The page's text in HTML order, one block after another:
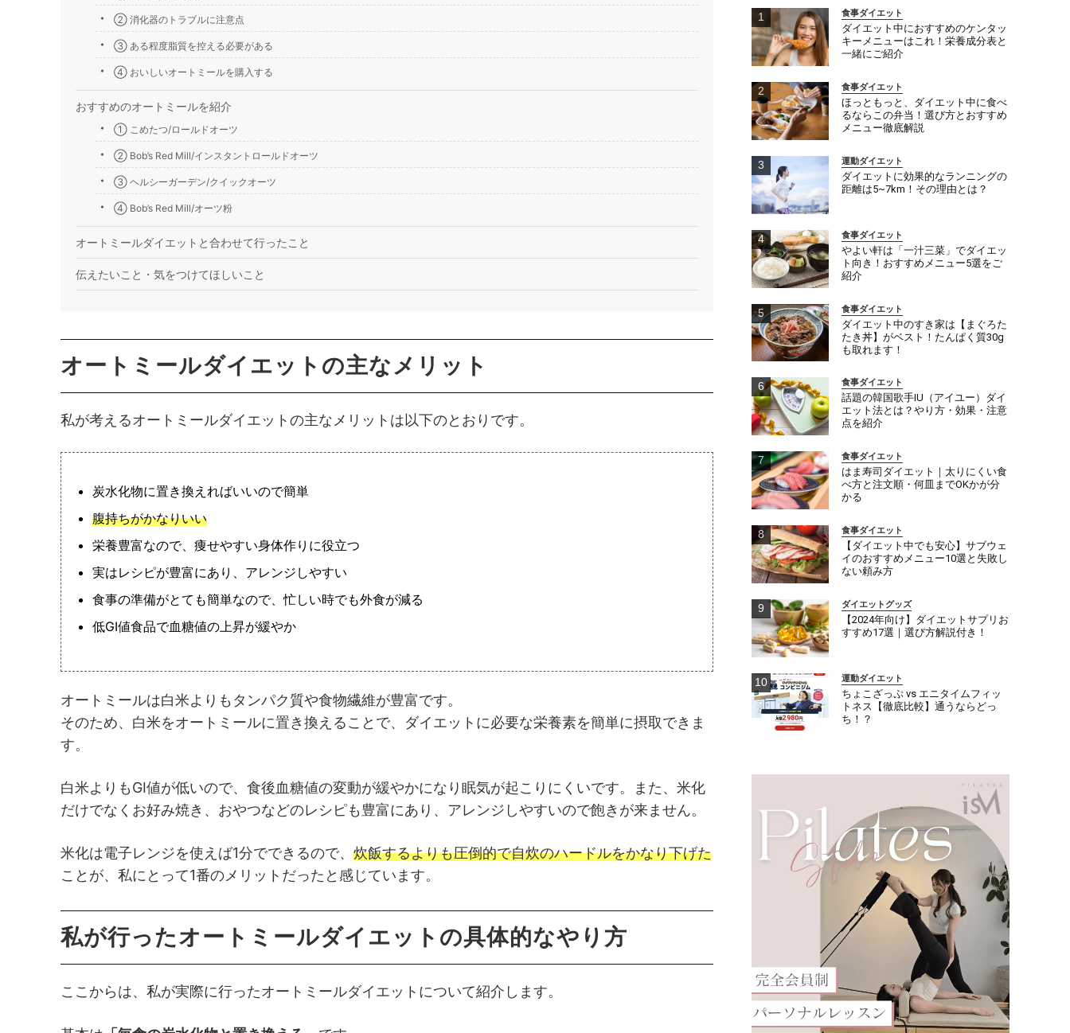
② 消化器のトラブルに注意点
③ ある程度脂質を控える必要がある
④ おいしいオートミールを購入する
おすすめのオートミールを紹介
① こめたつ/ロールドオーツ
② Bob’s Red Mill/インスタントロールドオーツ
③ ヘルシーガーデン/クイックオーツ
④ Bob’s Red Mill/オーツ粉
オートミールダイエットと合わせて行ったこと
伝えたいこと・気をつけてほしいこと
オートミールダイエットの主なメリット
私が考えるオートミールダイエットの主なメリットは以下のとおりです。
炭水化物に置き換えればいいので簡単
腹持ちがかなりいい
栄養豊富なので、痩せやすい身体作りに役立つ
実はレシピが豊富にあり、アレンジしやすい
食事の準備がとても簡単なので、忙しい時でも外食が減る
低GI値食品で血糖値の上昇が緩やか
オートミールは白米よりもタンパク質や食物繊維が豊富です。
そのため、白米をオートミールに置き換えることで、ダイエットに必要な栄養素を簡単に摂取できま
す。
白米よりもGI値が低いので、食後血糖値の変動が緩やかになり眠気が起こりにくいです。また、米化
だけでなくお好み焼き、おやつなどのレシピも豊富にあり、アレンジしやすいので飽きが来ません。
米化は電子レンジを使えば1分でできるので、 炊飯するよりも圧倒的で自炊のハードルをかなり下げた
ことが、私にとって1番のメリットだったと感じています。
私が行ったオートミールダイエットの具体的なやり方
ここからは、私が実際に行ったオートミールダイエットについて紹介します。
食事ダイエット
ダイエット中におすすめのケンタッ
キーメニューはこれ！栄養成分表と
一緒にご紹介
食事ダイエット
ほっともっと、ダイエット中に食べ
るならこの弁当！選び方とおすすめ
メニュー徹底解説
運動ダイエット
ダイエットに効果的なランニングの
距離は5~7km！その理由とは？
食事ダイエット
やよい軒は「一汁三菜」でダイエッ
ト向き！おすすめメニュー5選をご
紹介
食事ダイエット
ダイエット中のすき家は【まぐろた
たき丼】がベスト！たんぱく質30g
も取れます！
食事ダイエット
話題の韓国歌手IU（アイユー）ダイ
エット法とは？やり方・効果・注意
点を紹介
食事ダイエット
はま寿司ダイエット｜太りにくい食
べ方と注文順・何皿までOKかが分
かる
食事ダイエット
【ダイエット中でも安心】サブウェ
イのおすすめメニュー10選と失敗し
ない頼み方
ダイエットグッズ
【2024年向け】ダイエットサプリお
すすめ17選｜選び方解説付き！
運動ダイエット
ちょこざっぷ vs エニタイムフィッ
トネス【徹底比較】通うならどっ
ち！？